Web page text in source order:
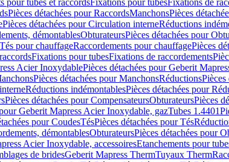
pour tubes et raccordsFixations pour tubesFixations de
Pièces détachées pour RaccordsManchonsPièces
Pièces détachées pour Circulation interneRéductions
démontablesObturateursPièces détachées pour
pour chauffageRaccordements pour chauffagePièces
Fixations pour tubesFixations de raccordements
Acier InoxydablePièces détachées pour Geberit
Pièces détachées pour ManchonsRéductionsPièces
Réductions indémontablesPièces détachées pour
Pièces détachées pour CompensateursObturateursPièces
Geberit Mapress Acier Inoxydable, gazTubes 1.4401
pour CoudesTésPièces détachées pour Tés
démontablesObturateursPièces détachées pour
Acier Inoxydable, accessoiresEtanchements pour
de bridesGeberit Mapress ThermTuyaux Therm